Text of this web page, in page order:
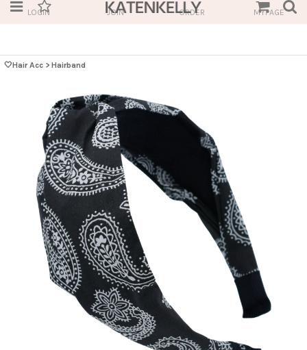
LOGIN JOIN ORDER MYPAGE
🤍Hair Acc > Hairband